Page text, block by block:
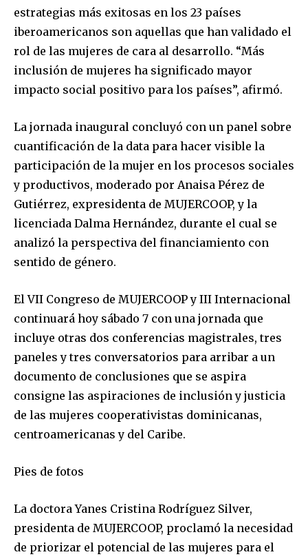
estrategias más exitosas en los 23 países
iberoamericanos son aquellas que han validado el
rol de las mujeres de cara al desarrollo. “Más
inclusión de mujeres ha significado mayor
impacto social positivo para los países”, afirmó.
La jornada inaugural concluyó con un panel sobre
cuantificación de la data para hacer visible la
participación de la mujer en los procesos sociales
y productivos, moderado por Anaisa Pérez de
Gutiérrez, expresidenta de MUJERCOOP, y la
licenciada Dalma Hernández, durante el cual se
analizó la perspectiva del financiamiento con
sentido de género.
El VII Congreso de MUJERCOOP y III Internacional
continuará hoy sábado 7 con una jornada que
incluye otras dos conferencias magistrales, tres
paneles y tres conversatorios para arribar a un
documento de conclusiones que se aspira
consigne las aspiraciones de inclusión y justicia
de las mujeres cooperativistas dominicanas,
centroamericanas y del Caribe.
Pies de fotos
La doctora Yanes Cristina Rodríguez Silver,
presidenta de MUJERCOOP, proclamó la necesidad
de priorizar el potencial de las mujeres para el